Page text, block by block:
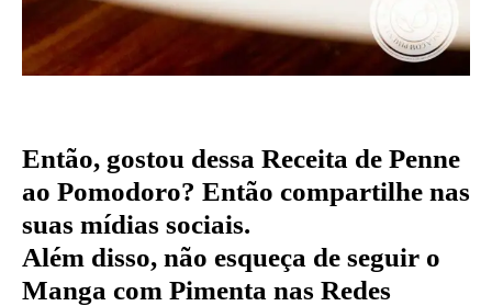
Então, gostou dessa Receita de Penne
ao Pomodoro? Então compartilhe nas
suas mídias sociais.
Além disso, não esqueça de seguir o
Manga com Pimenta nas Redes